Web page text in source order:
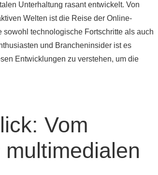
Unterhaltung rasant entwickelt. Von
Welten ist die Reise der Online-
technologische Fortschritte als auch
und Brancheninsider ist es
Entwicklungen zu verstehen, um die
Vom